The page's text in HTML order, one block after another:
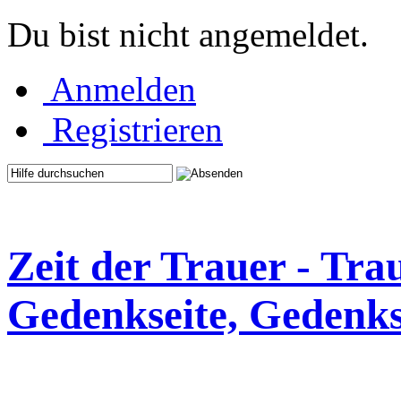
Du bist nicht angemeldet.
Anmelden
Registrieren
Zeit der Trauer -
Gedenkseite,